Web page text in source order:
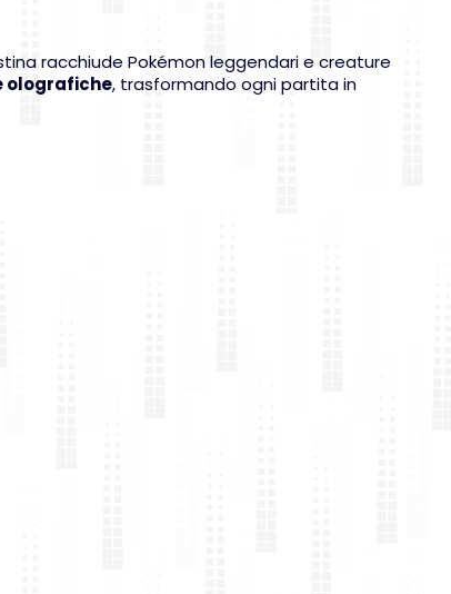
racchiude Pokémon leggendari e creature
olografiche, trasformando ogni partita in